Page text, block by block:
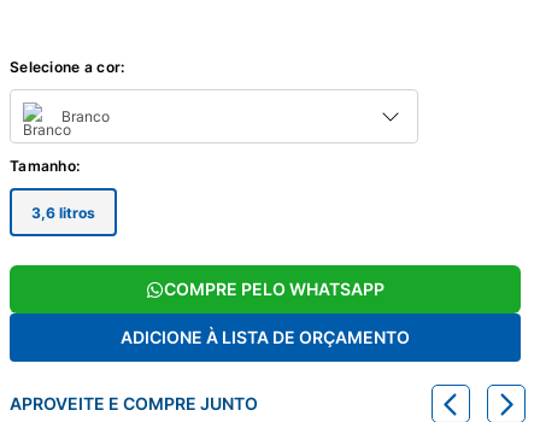
Selecione a cor:
Branco
Tamanho:
3,6 litros
COMPRE PELO WHATSAPP
ADICIONE À LISTA DE ORÇAMENTO
APROVEITE E COMPRE JUNTO